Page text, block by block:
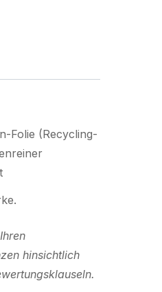
Folie (Recycling-
hinsichtlich